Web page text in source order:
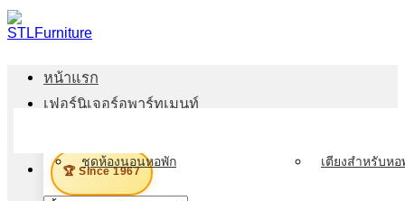
ข้าม
ไป
เนื้อหา
🏆 Since 1967
หน้าแรก
เฟอร์นิเจอร์อพาร์ทเมนท์
ชุดห้องนอนหอพัก เตียงสำหรับหอ